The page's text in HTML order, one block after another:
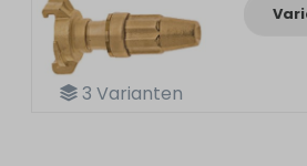
3 Varianten